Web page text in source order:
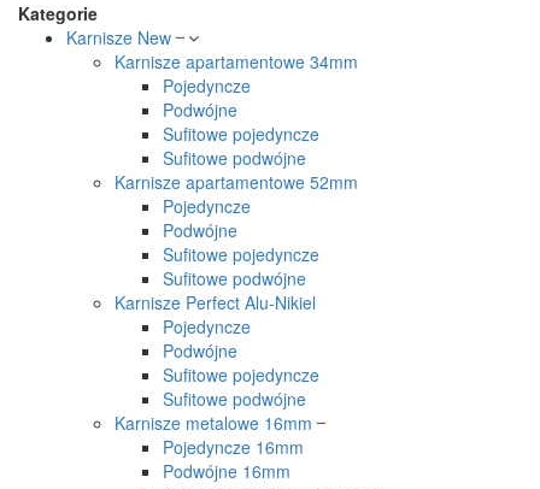
Kategorie
Karnisze New
Karnisze apartamentowe 34mm
Pojedyncze
Podwójne
Sufitowe pojedyncze
Sufitowe podwójne
Karnisze apartamentowe 52mm
Pojedyncze
Podwójne
Sufitowe pojedyncze
Sufitowe podwójne
Karnisze Perfect Alu-Nikiel
Pojedyncze
Podwójne
Sufitowe pojedyncze
Sufitowe podwójne
Karnisze metalowe 16mm
Pojedyncze 16mm
Podwójne 16mm